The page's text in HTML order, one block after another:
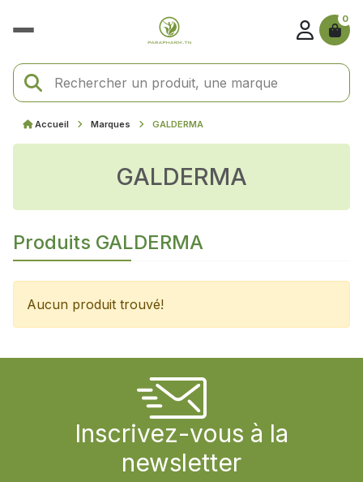
0
Accueil Marques GALDERMA
GALDERMA
Produits GALDERMA
Aucun produit trouvé!
Inscrivez-vous à la
newsletter